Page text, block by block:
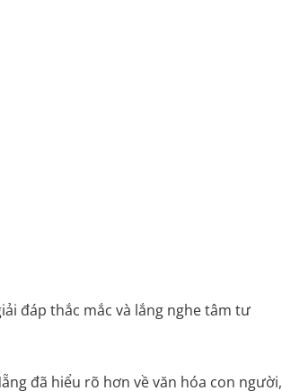
đáp thắc mắc và lắng nghe tâm tư
đã hiểu rõ hơn về văn hóa con người,